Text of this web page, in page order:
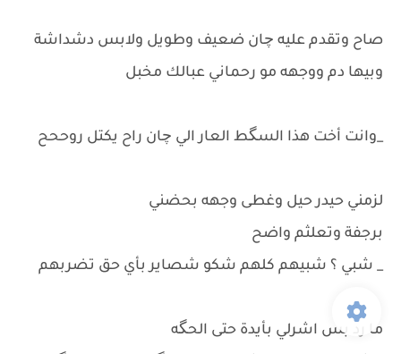
صاح وتقدم عليه چان ضعيف وطويل ولابس دشداشة
وبيها دم ووجهه مو رحماني عبالك مخبل
_وانت أخت هذا السگط العار الي چان راح يكتل روححح
لزمني حيدر حيل وغطى وجهه بحضني
برجفة وتعلثم واضح
_ شبي ؟ شبيهم كلهم شكو شصاير بأي حق تضربهم
ما رد بس اشرلي بأيدة حتى الحگه